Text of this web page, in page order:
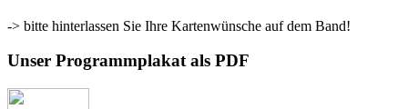
-> bitte hinterlassen Sie Ihre Kartenwünsche auf dem Band!
Unser Programmplakat als PDF